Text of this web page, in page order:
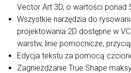
Vector Art 3D, o wartości ponad
Wszystkie narzędzia do
projektowania 2D dostępne w
warstw, linie pomocnicze,
Edycja tekstu za pomocą
Zagnieżdżanie True Shape